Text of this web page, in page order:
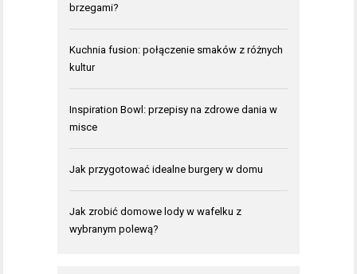
brzegami?
Kuchnia fusion: połączenie smaków z różnych
kultur
Inspiration Bowl: przepisy na zdrowe dania w
misce
Jak przygotować idealne burgery w domu
Jak zrobić domowe lody w wafelku z
wybranym polewą?